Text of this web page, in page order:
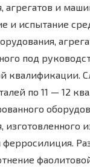
агрегатов и
и испытание
под
квалификации.
по 11 — 12
изготовленного